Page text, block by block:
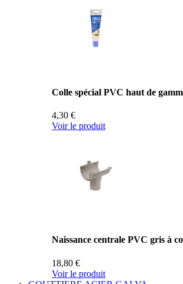
Colle spécial PVC haut de
4,30 €
Voir le produit
Naissance centrale PVC gris à
18,80 €
Voir le produit